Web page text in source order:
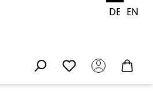
DE EN